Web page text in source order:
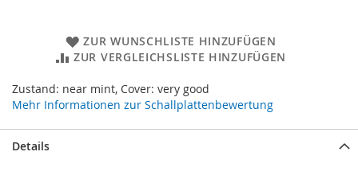
ZUR WUNSCHLISTE HINZUFÜGEN
ZUR VERGLEICHSLISTE HINZUFÜGEN
Zustand: near mint, Cover: very good
Mehr Informationen zur Schallplattenbewertung
Details